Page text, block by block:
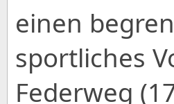
einen
sportliches
Federweg